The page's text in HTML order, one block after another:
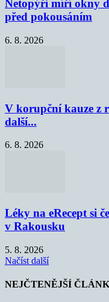
Netopýři míří okny
před pokousáním
6. 8. 2026
V korupční kauze z
další...
6. 8. 2026
Léky na eRecept si
v Rakousku
5. 8. 2026
Načíst další
NEJČTENĚJŠÍ